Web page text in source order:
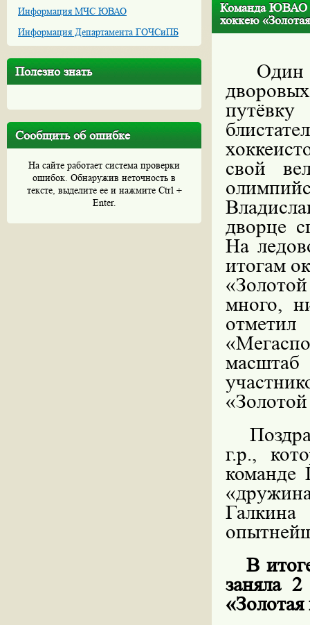
Информация МЧС ЮВАО
Информация Департамента ГОЧСиПБ
Полезно знать
Сообщить об ошибке
На сайте работает система проверки
ошибок. Обнаружив неточность в
тексте, выделите ее и нажмите Ctrl +
Enter.
Команда ЮВАО
хоккею
Один
свой
дворце
На
итогам
много,
г.р.,
команде
В
заняла